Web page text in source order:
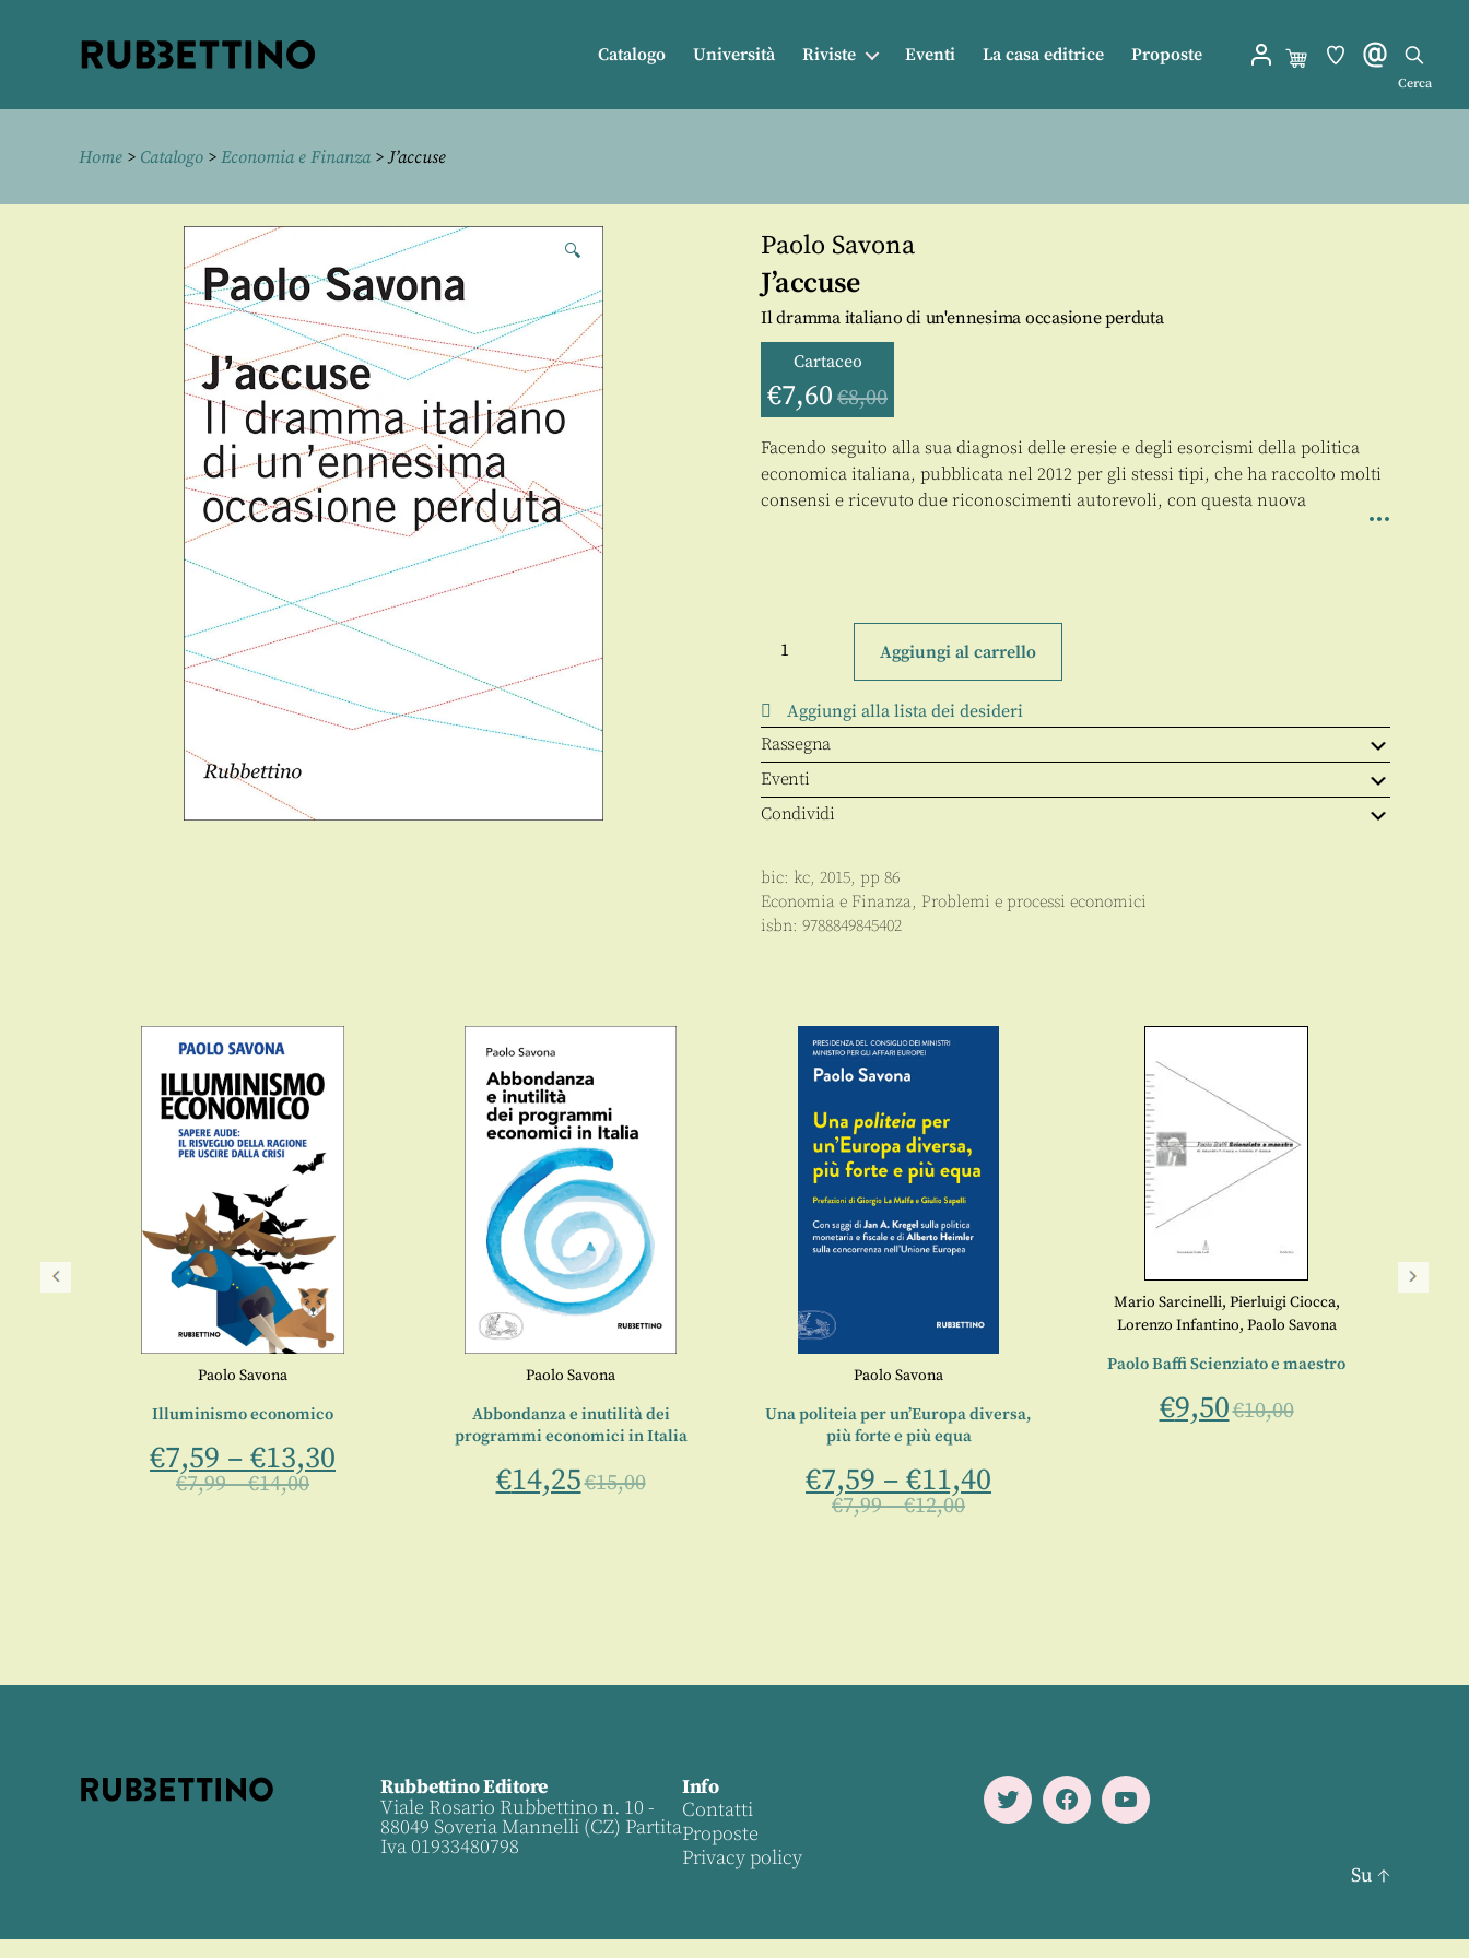
Catalogo Università Riviste Eventi La casa editrice Proposte
Cerca
Home > Catalogo > Economia e Finanza> J’accuse
🔍 Paolo Savona
J’accuse
Il dramma italiano di un'ennesima occasione perduta
Cartaceo
€7,60 €8,00
Facendo seguito alla sua diagnosi delle eresie e degli esorcismi della politica
economica italiana, pubblicata nel 2012 per gli stessi tipi, che ha raccolto molti
consensi e ricevuto due riconoscimenti autorevoli, con questa nuova
quantità
Aggiungi al carrello
Aggiungi alla lista dei desideri
Rassegna
Eventi
Condividi
bic: kc, 2015, pp 86
Economia e Finanza, Problemi e processi economici
isbn: 9788849845402
Paolo Savona
Illuminismo economico
€7,59 – €13,30
€7,99–€14,00
Paolo Savona
Abbondanza e inutilità dei
programmi economici in Italia
€14,25€15,00
Paolo Savona
Una politeia per un’Europa diversa,
più forte e più equa
€7,59 – €11,40
€7,99–€12,00
Mario Sarcinelli, Pierluigi Ciocca,
Lorenzo Infantino, Paolo Savona
Paolo Baffi Scienziato e maestro
€9,50€10,00
Rubbettino Editore
Viale Rosario Rubbettino n. 10 -
88049 Soveria Mannelli (CZ) Partita
Iva 01933480798
Info
Contatti
Proposte
Privacy policy
TwitterFacebookYoutube
Su ↑